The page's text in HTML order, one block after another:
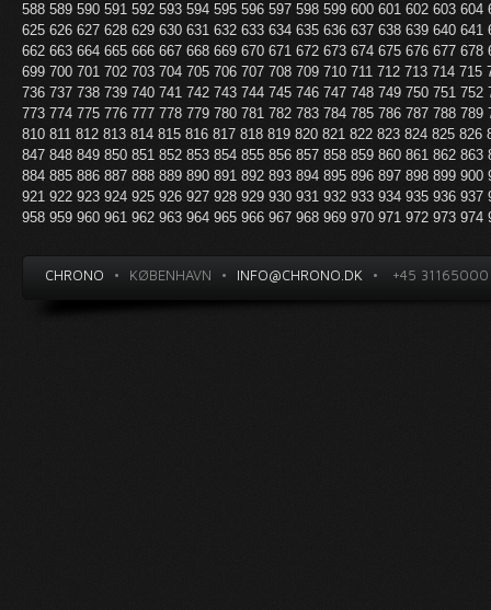
588 589 590 591 592 593 594 595 596 597 598 599 600 601 602 603 604
625 626 627 628 629 630 631 632 633 634 635 636 637 638 639 640 641
662 663 664 665 666 667 668 669 670 671 672 673 674 675 676 677 678
699 700 701 702 703 704 705 706 707 708 709 710 711 712 713 714 715
736 737 738 739 740 741 742 743 744 745 746 747 748 749 750 751 752
773 774 775 776 777 778 779 780 781 782 783 784 785 786 787 788 789
810 811 812 813 814 815 816 817 818 819 820 821 822 823 824 825 826
847 848 849 850 851 852 853 854 855 856 857 858 859 860 861 862 863
884 885 886 887 888 889 890 891 892 893 894 895 896 897 898 899 900
921 922 923 924 925 926 927 928 929 930 931 932 933 934 935 936 937
958 959 960 961 962 963 964 965 966 967 968 969 970 971 972 973 974
CHRONO • KØBENHAVN • INFO@CHRONO.DK • +45 31165000